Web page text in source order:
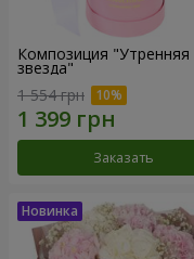
Композиция "Утренняя
звезда"
1 554 грн
Заказать